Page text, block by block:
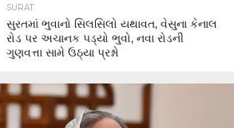
SURAT
સુરતમાં ભુવાનો સિલસિલો યથાવત, વેસુના કેનાલ
રોડ પર અચાનક પડ્યો ભુવો, નવા રોડની
ગુણવત્તા સામે ઉઠ્યા પ્રશ્નો